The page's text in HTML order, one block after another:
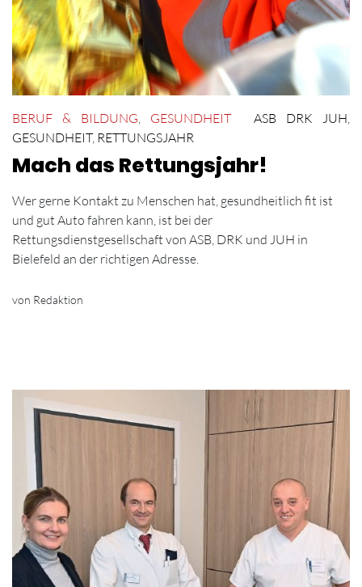
BERUF & BILDUNG GESUNDHEIT ASB DRK JUH
GESUNDHEIT, RETTUNGSJAHR
Mach das Rettungsjahr!
Wer gerne Kontakt zu Menschen hat, gesundheitlich fit ist
und gut Auto fahren kann, ist bei der
Rettungsdienstgesellschaft von ASB, DRK und JUH in
Bielefeld an der richtigen Adresse.
von Redaktion